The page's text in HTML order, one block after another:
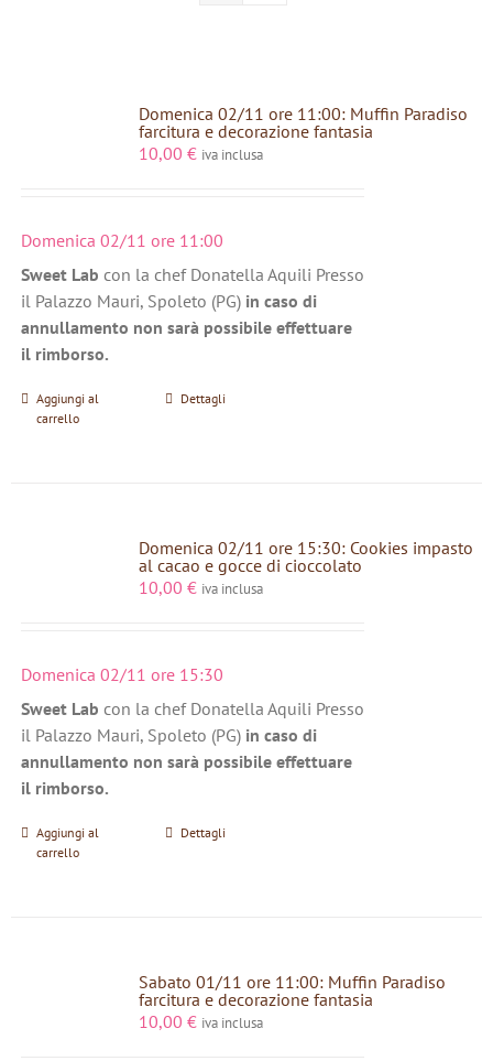
Domenica 02/11 ore 11:00: Muffin Paradiso
farcitura e decorazione fantasia
10,00 € iva inclusa
Domenica 02/11 ore 11:00
Sweet Lab con la chef Donatella Aquili Presso
il Palazzo Mauri, Spoleto (PG) in caso di
annullamento non sarà possibile effettuare
il rimborso.
Aggiungi al
carrello
Dettagli
Domenica 02/11 ore 15:30: Cookies impasto
al cacao e gocce di cioccolato
10,00 € iva inclusa
Domenica 02/11 ore 15:30
Sweet Lab con la chef Donatella Aquili Presso
il Palazzo Mauri, Spoleto (PG) in caso di
annullamento non sarà possibile effettuare
il rimborso.
Aggiungi al
carrello
Dettagli
Sabato 01/11 ore 11:00: Muffin Paradiso
farcitura e decorazione fantasia
10,00 € iva inclusa